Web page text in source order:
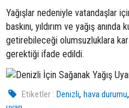
Yağışlar nedeniyle vatandaşlar
baskını, yıldırım ve yağış
getirebileceği olumsuzluklara
gerektiği ifade edildi.
Etiketler : Denizli,hava durumu